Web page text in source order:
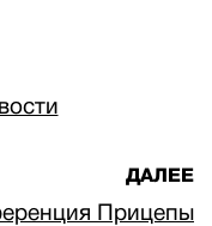
ДАЛЕЕ
Прицепы